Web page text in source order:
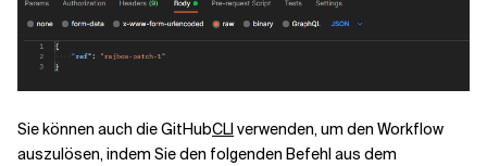
Sie können auch dieGitHubCLIverwenden, um den Workflow
auszulösen, indem Sie den folgenden Befehl aus dem